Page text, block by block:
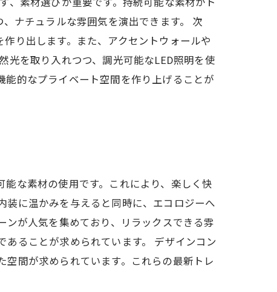
ナチュラルな雰囲気を演出できます。 次
り出します。また、アクセントウォールや
光を取り入れつつ、調光可能なLED照明を使
的なプライベート空間を作り上げることが
な素材の使用です。これにより、楽しく快
に温かみを与えると同時に、エコロジーへ
ンが人気を集めており、リラックスできる雰
ることが求められています。 デザインコン
間が求められています。これらの最新トレ